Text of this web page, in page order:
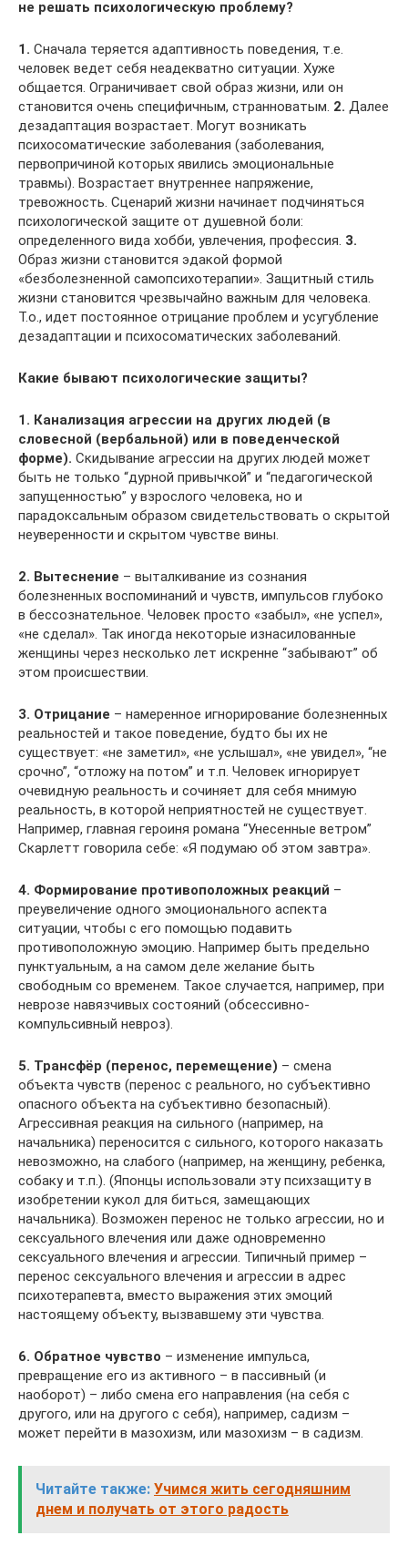
не решать психологическую проблему?
1. Сначала теряется адаптивность поведения, т.е.
человек ведет себя неадекватно ситуации. Хуже
общается. Ограничивает свой образ жизни, или он
становится очень специфичным, странноватым. 2. Далее
дезадаптация возрастает. Могут возникать
психосоматические заболевания (заболевания,
первопричиной которых явились эмоциональные
травмы). Возрастает внутреннее напряжение,
тревожность. Сценарий жизни начинает подчиняться
психологической защите от душевной боли:
определенного вида хобби, увлечения, профессия. 3.
Образ жизни становится эдакой формой
«безболезненной самопсихотерапии». Защитный стиль
жизни становится чрезвычайно важным для человека.
Т.о., идет постоянное отрицание проблем и усугубление
дезадаптации и психосоматических заболеваний.
Какие бывают психологические защиты?
1. Канализация агрессии на других людей (в
словесной (вербальной) или в поведенческой
форме). Скидывание агрессии на других людей может
быть не только “дурной привычкой” и “педагогической
запущенностью” у взрослого человека, но и
парадоксальным образом свидетельствовать о скрытой
неуверенности и скрытом чувстве вины.
2. Вытеснение – выталкивание из сознания
болезненных воспоминаний и чувств, импульсов глубоко
в бессознательное. Человек просто «забыл», «не успел»,
«не сделал». Так иногда некоторые изнасилованные
женщины через несколько лет искренне “забывают” об
этом происшествии.
3. Отрицание – намеренное игнорирование болезненных
реальностей и такое поведение, будто бы их не
существует: «не заметил», «не услышал», «не увидел», “не
срочно”, “отложу на потом” и т.п. Человек игнорирует
очевидную реальность и сочиняет для себя мнимую
реальность, в которой неприятностей не существует.
Например, главная героиня романа “Унесенные ветром”
Скарлетт говорила себе: «Я подумаю об этом завтра».
4. Формирование противоположных реакций –
преувеличение одного эмоционального аспекта
ситуации, чтобы с его помощью подавить
противоположную эмоцию. Например быть предельно
пунктуальным, а на самом деле желание быть
свободным со временем. Такое случается, например, при
неврозе навязчивых состояний (обсессивно-
компульсивный невроз).
5. Трансфёр (перенос, перемещение) – смена
объекта чувств (перенос с реального, но субъективно
опасного объекта на субъективно безопасный).
Агрессивная реакция на сильного (например, на
начальника) переносится с сильного, которого наказать
невозможно, на слабого (например, на женщину, ребенка,
собаку и т.п.). (Японцы использовали эту психзащиту в
изобретении кукол для биться, замещающих
начальника). Возможен перенос не только агрессии, но и
сексуального влечения или даже одновременно
сексуального влечения и агрессии. Типичный пример –
перенос сексуального влечения и агрессии в адрес
психотерапевта, вместо выражения этих эмоций
настоящему объекту, вызвавшему эти чувства.
6. Обратное чувство – изменение импульса,
превращение его из активного – в пассивный (и
наоборот) – либо смена его направления (на себя с
другого, или на другого с себя), например, садизм –
может перейти в мазохизм, или мазохизм – в садизм.
Читайте также: Учимся жить сегодняшним
днем и получать от этого радость